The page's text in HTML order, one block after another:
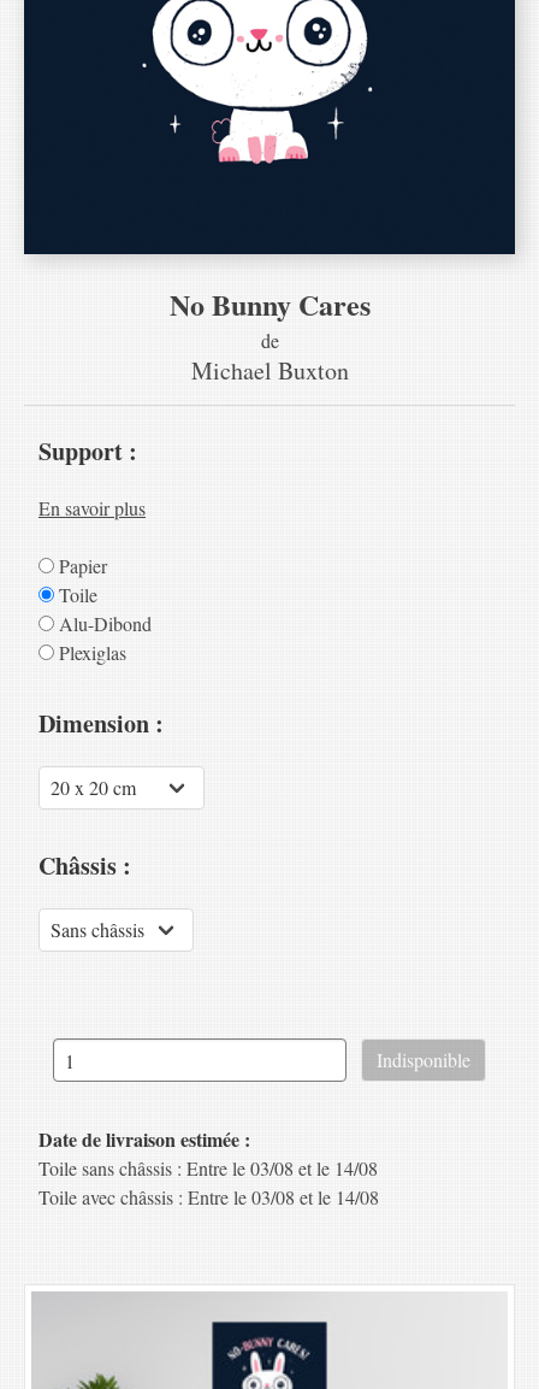
No Bunny Cares
de
Michael Buxton
Support :
En savoir plus
Papier
Toile
Alu-Dibond
Plexiglas
Dimension :
Châssis :
Date de livraison estimée :
Toile sans châssis : Entre le 03/08 et le 14/08
Toile avec châssis : Entre le 03/08 et le 14/08